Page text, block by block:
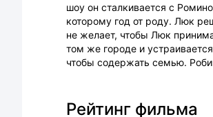
шоу он сталкивается с
которому год от роду. Люк
не желает, чтобы Люк
том же городе и
чтобы содержать семью.
Рейтинг фильма